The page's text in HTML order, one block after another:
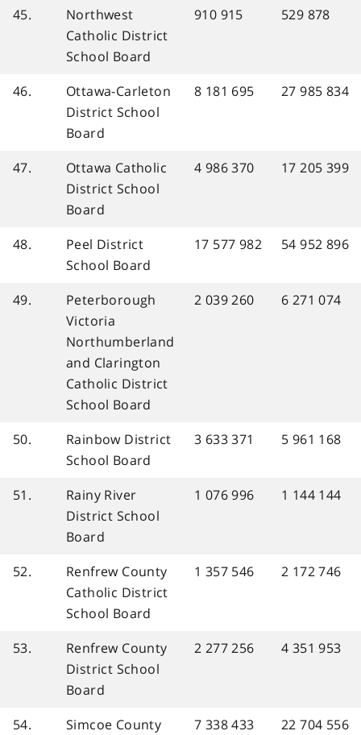
45.
Northwest
Catholic District
School Board
910 915 529 878
46.
Ottawa-Carleton
District School
Board
8 181 695 27 985 834
47.
Ottawa Catholic
District School
Board
4 986 370 17 205 399
48.
Peel District
School Board
17 577 982 54 952 896
49.
Peterborough
Victoria
Northumberland
and Clarington
Catholic District
School Board
2 039 260 6 271 074
50.
Rainbow District
School Board
3 633 371 5 961 168
51.
Rainy River
District School
Board
1 076 996 1 144 144
52.
Renfrew County
Catholic District
School Board
1 357 546 2 172 746
53.
Renfrew County
District School
Board
2 277 256 4 351 953
54.
Simcoe County
7 338 433 22 704 556